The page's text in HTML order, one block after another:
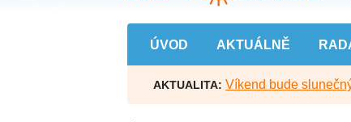
ÚVOD AKTUÁLNĚ
AKTUALITA: Víkend bude